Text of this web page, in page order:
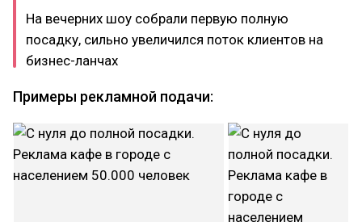
На вечерних шоу собрали первую полную
посадку, сильно увеличился поток клиентов на
бизнес-ланчах
Примеры рекламной подачи: